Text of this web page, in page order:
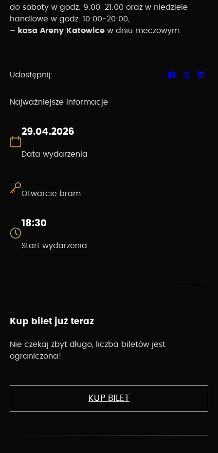
do soboty w godz. 9:00-21:00 oraz w niedziele
handlowe w godz. 10:00-20:00,
–
kasa Areny Katowice w dniu meczowym.
Udostępnij:
Najważniejsze informacje
29.04.2026
Data wydarzenia
Otwarcie bram
18:30
Start wydarzenia
Kup bilet już teraz
Nie czekaj zbyt długo, liczba biletów jest
ograniczona!
KUP BILET